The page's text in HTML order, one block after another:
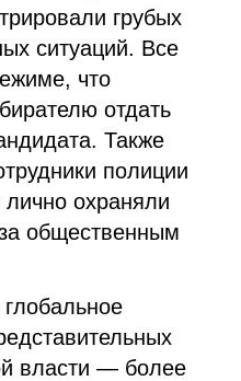
грубых
ситуаций. Все
что
отдать
Также
полиции
охраняли
общественным
власти — более